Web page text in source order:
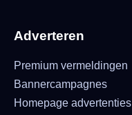
Adverteren
Premium vermeldingen
Bannercampagnes
Homepage advertenties